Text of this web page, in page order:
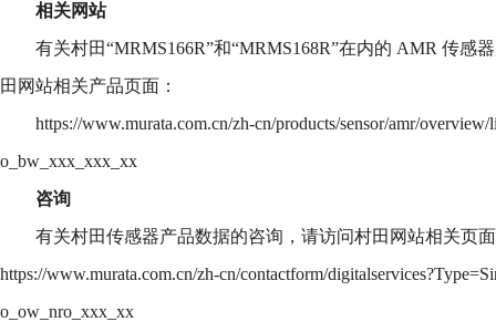
相关网站
有关村田“MRMS166R”和“MRMS168R”在内的 AMR 传感
田网站相关产品页面：
https://www.murata.com.cn/zh-cn/products/sensor/amr/
o_bw_xxx_xxx_xx
咨询
有关村田传感器产品数据的咨询，请访问村田网站相关页
https://www.murata.com.cn/zh-cn/contactform/
o_ow_nro_xxx_xx